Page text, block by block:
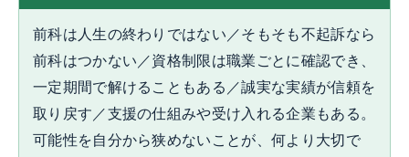
前科は人生の終わりではない／そもそも不起訴なら
前科はつかない／資格制限は職業ごとに確認でき、
一定期間で解けることもある／誠実な実績が信頼を
取り戻す／支援の仕組みや受け入れる企業もある。
可能性を自分から狭めないことが、何より大切で